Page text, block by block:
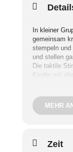
In kleiner
gemeinsam
stempeln
und stellen
Die taktile
Kinder mit
Termine:
Dezember (5
Uhrzeit:
MEHR
Zeit